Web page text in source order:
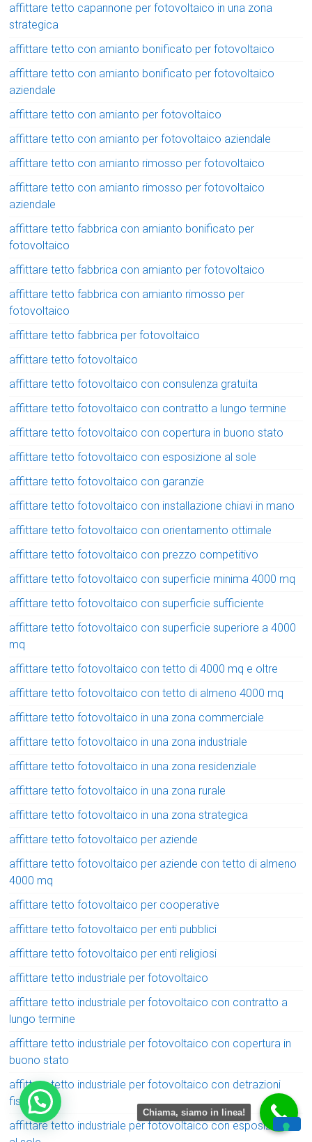
affittare tetto capannone per fotovoltaico in una zona
strategica
affittare tetto con amianto bonificato per fotovoltaico
affittare tetto con amianto bonificato per fotovoltaico
aziendale
affittare tetto con amianto per fotovoltaico
affittare tetto con amianto per fotovoltaico aziendale
affittare tetto con amianto rimosso per fotovoltaico
affittare tetto con amianto rimosso per fotovoltaico
aziendale
affittare tetto fabbrica con amianto bonificato per
fotovoltaico
affittare tetto fabbrica con amianto per fotovoltaico
affittare tetto fabbrica con amianto rimosso per
fotovoltaico
affittare tetto fabbrica per fotovoltaico
affittare tetto fotovoltaico
affittare tetto fotovoltaico con consulenza gratuita
affittare tetto fotovoltaico con contratto a lungo termine
affittare tetto fotovoltaico con copertura in buono stato
affittare tetto fotovoltaico con esposizione al sole
affittare tetto fotovoltaico con garanzie
affittare tetto fotovoltaico con installazione chiavi in mano
affittare tetto fotovoltaico con orientamento ottimale
affittare tetto fotovoltaico con prezzo competitivo
affittare tetto fotovoltaico con superficie minima 4000 mq
affittare tetto fotovoltaico con superficie sufficiente
affittare tetto fotovoltaico con superficie superiore a 4000
mq
affittare tetto fotovoltaico con tetto di 4000 mq e oltre
affittare tetto fotovoltaico con tetto di almeno 4000 mq
affittare tetto fotovoltaico in una zona commerciale
affittare tetto fotovoltaico in una zona industriale
affittare tetto fotovoltaico in una zona residenziale
affittare tetto fotovoltaico in una zona rurale
affittare tetto fotovoltaico in una zona strategica
affittare tetto fotovoltaico per aziende
affittare tetto fotovoltaico per aziende con tetto di almeno
4000 mq
affittare tetto fotovoltaico per cooperative
affittare tetto fotovoltaico per enti pubblici
affittare tetto fotovoltaico per enti religiosi
affittare tetto industriale per fotovoltaico
affittare tetto industriale per fotovoltaico con contratto a
lungo termine
affittare tetto industriale per fotovoltaico con copertura in
buono stato
affittare tetto industriale per fotovoltaico con detrazioni
fiscali
affittare tetto industriale per fotovoltaico con esposizione
Chiama, siamo in linea!